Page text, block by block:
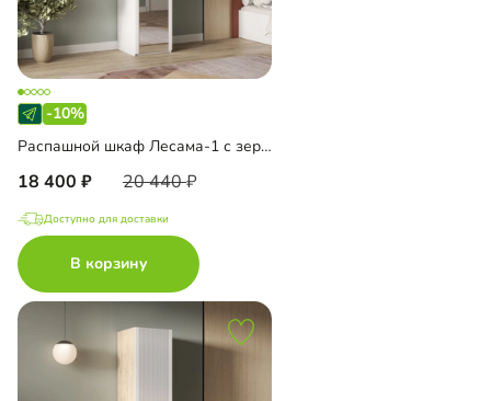
-10%
Распашной шкаф Лесама-1 с зеркалом
18 400 20 440
Доступно для доставки
В корзину